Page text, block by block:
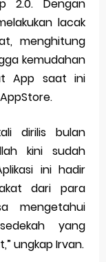
2.0. Dengan
lacak
menghitung
kemudahan
App saat ini
dirilis bulan
kini sudah
ini hadir
dari para
mengetahui
yang
ungkap Irvan.